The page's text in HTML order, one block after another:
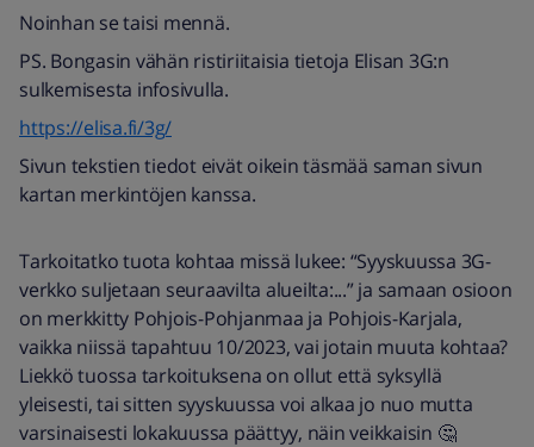
Noinhan se taisi mennä.
PS. Bongasin vähän ristiriitaisia tietoja Elisan 3G:n
sulkemisesta infosivulla.
https://elisa.fi/3g/
Sivun tekstien tiedot eivät oikein täsmää saman sivun
kartan merkintöjen kanssa.
Tarkoitatko tuota kohtaa missä lukee: “Syyskuussa 3G-
verkko suljetaan seuraavilta alueilta:...” ja samaan osioon
on merkkitty Pohjois-Pohjanmaa ja Pohjois-Karjala,
vaikka niissä tapahtuu 10/2023, vai jotain muuta kohtaa?
Liekkö tuossa tarkoituksena on ollut että syksyllä
yleisesti, tai sitten syyskuussa voi alkaa jo nuo mutta
varsinaisesti lokakuussa päättyy, näin veikkaisin 🤔